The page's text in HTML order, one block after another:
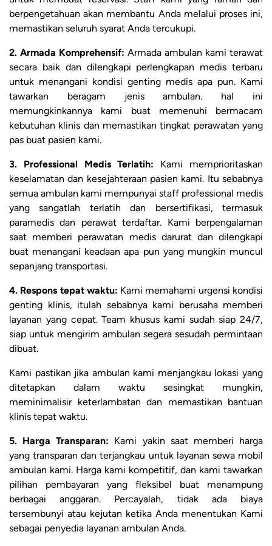
berpengetahuan akan membantu Anda melalui proses ini,
memastikan seluruh syarat Anda tercukupi.
2. Armada Komprehensif: Armada ambulan kami terawat
secara baik dan dilengkapi perlengkapan medis terbaru
untuk menangani kondisi genting medis apa pun. Kami
tawarkan beragam jenis ambulan. hal ini
memungkinkannya kami buat memenuhi bermacam
kebutuhan klinis dan memastikan tingkat perawatan yang
pas buat pasien kami.
3. Professional Medis Terlatih: Kami memprioritaskan
keselamatan dan kesejahteraan pasien kami. Itu sebabnya
semua ambulan kami mempunyai staff professional medis
yang sangatlah terlatih dan bersertifikasi, termasuk
paramedis dan perawat terdaftar. Kami berpengalaman
saat memberi perawatan medis darurat dan dilengkapi
buat menangani keadaan apa pun yang mungkin muncul
sepanjang transportasi.
4. Respons tepat waktu: Kami memahami urgensi kondisi
genting klinis, itulah sebabnya kami berusaha memberi
layanan yang cepat. Team khusus kami sudah siap 24/7,
siap untuk mengirim ambulan segera sesudah permintaan
dibuat.
Kami pastikan jika ambulan kami menjangkau lokasi yang
ditetapkan dalam waktu sesingkat mungkin,
meminimalisir keterlambatan dan memastikan bantuan
klinis tepat waktu.
5. Harga Transparan: Kami yakin saat memberi harga
yang transparan dan terjangkau untuk layanan sewa mobil
ambulan kami. Harga kami kompetitif, dan kami tawarkan
pilihan pembayaran yang fleksibel buat menampung
berbagai anggaran. Percayalah, tidak ada biaya
tersembunyi atau kejutan ketika Anda menentukan Kami
sebagai penyedia layanan ambulan Anda.